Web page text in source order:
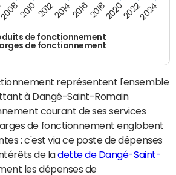
de fonctionnement
de fonctionnement
2010 2012201420162018202020222024
représentent l'ensemble
à Dangé-Saint-Romain
courant de ses services
de fonctionnement englobent
: c'est via ce poste de dépenses
de ladette de Dangé-Saint-
les dépenses de